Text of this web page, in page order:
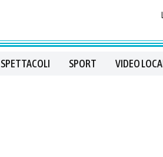
SPORT VIDEO